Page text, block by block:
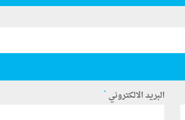
البريد الالكتروني *